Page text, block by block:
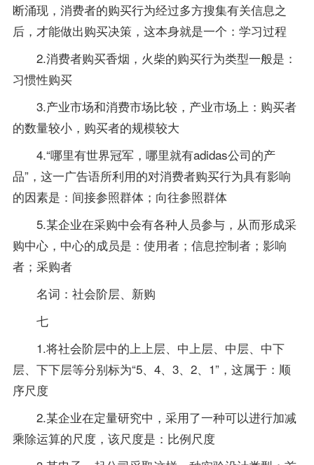
断涌现，消费者的购买行为经过多方搜集有关信息之
后，才能做出购买决策，这本身就是一个：学习过程
2.消费者购买香烟，火柴的购买行为类型一般是：
习惯性购买
3.产业市场和消费市场比较，产业市场上：购买者
的数量较小，购买者的规模较大
4.“哪里有世界冠军，哪里就有adidas公司的产
品”，这一广告语所利用的对消费者购买行为具有影响
的因素是：间接参照群体；向往参照群体
5.某企业在采购中会有各种人员参与，从而形成采
购中心，中心的成员是：使用者；信息控制者；影响
者；采购者
名词：社会阶层、新购
七
1.将社会阶层中的上上层、中上层、中层、中下
层、下下层等分别标为“5、4、3、2、1”，这属于：顺
序尺度
2.某企业在定量研究中，采用了一种可以进行加减
乘除运算的尺度，该尺度是：比例尺度